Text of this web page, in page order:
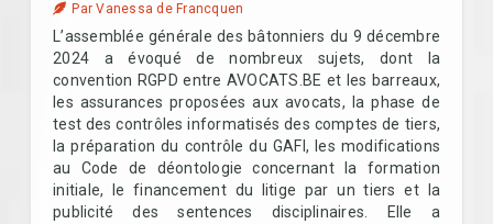
Par Vanessa de Francquen
L’assemblée générale des bâtonniers du 9 décembre
2024 a évoqué de nombreux sujets, dont la
convention RGPD entre AVOCATS.BE et les barreaux,
les assurances proposées aux avocats, la phase de
test des contrôles informatisés des comptes de tiers,
la préparation du contrôle du GAFI, les modifications
au Code de déontologie concernant la formation
initiale, le financement du litige par un tiers et la
publicité des sentences disciplinaires. Elle a